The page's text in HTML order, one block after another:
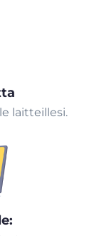
laitteillesi.